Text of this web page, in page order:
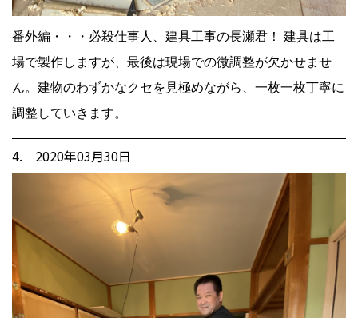
番外編・・・必殺仕事人、建具工事の長瀬君！ 建具は工
場で製作しますが、最後は現場での微調整が欠かせませ
ん。建物のわずかなクセを見極めながら、一枚一枚丁寧に
調整していきます。
4. 2020年03月30日